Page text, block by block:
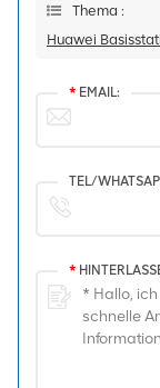
Thema :
Huawei
* EMAIL:
TEL/
*